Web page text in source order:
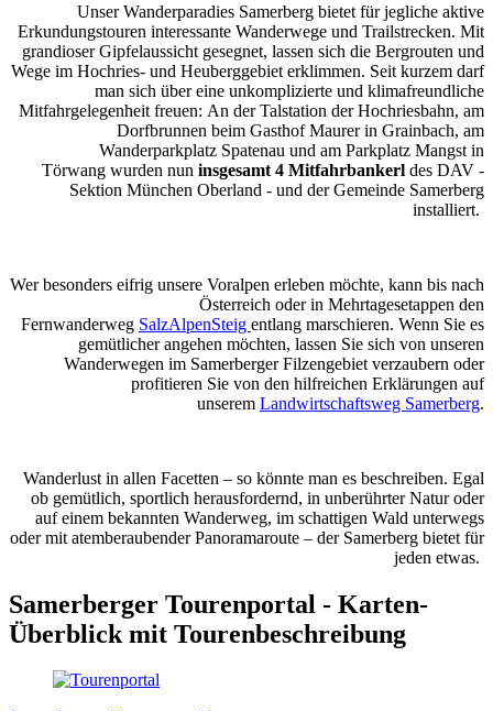
Unser Wanderparadies Samerberg bietet für jegliche aktive
Erkundungstouren interessante Wanderwege und Trailstrecken. Mit
grandioser Gipfelaussicht gesegnet, lassen sich die Bergrouten und
Wege im Hochries- und Heuberggebiet erklimmen. Seit kurzem darf
man sich über eine unkomplizierte und klimafreundliche
Mitfahrgelegenheit freuen: An der Talstation der Hochriesbahn, am
Dorfbrunnen beim Gasthof Maurer in Grainbach, am
Wanderparkplatz Spatenau und am Parkplatz Mangst in
Törwang wurden nun insgesamt 4 Mitfahrbankerl des DAV -
Sektion München Oberland - und der Gemeinde Samerberg
installiert.
Wer besonders eifrig unsere Voralpen erleben möchte, kann bis nach
Österreich oder in Mehrtagesetappen den
Fernwanderweg SalzAlpenSteig entlang marschieren. Wenn Sie es
gemütlicher angehen möchten, lassen Sie sich von unseren
Wanderwegen im Samerberger Filzengebiet verzaubern oder
profitieren Sie von den hilfreichen Erklärungen auf
unserem Landwirtschaftsweg Samerberg.
Wanderlust in allen Facetten – so könnte man es beschreiben. Egal
ob gemütlich, sportlich herausfordernd, in unberührter Natur oder
auf einem bekannten Wanderweg, im schattigen Wald unterwegs
oder mit atemberaubender Panoramaroute – der Samerberg bietet für
jeden etwas.
Samerberger Tourenportal - Karten-
Überblick mit Tourenbeschreibung